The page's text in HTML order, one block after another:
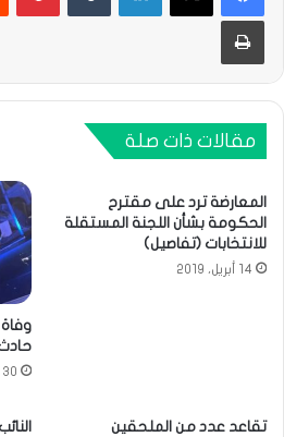
طباعة
مقالات ذات صلة
المعارضة ترد على مقترح
الحكومة بشأن اللجنة المستقلة
للانتخابات (تفاصيل)
14 أبريل، 2019
30 سبتمبر، 2025
تقاعد عدد من الملحقين